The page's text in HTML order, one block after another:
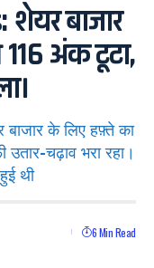
बाजार
अंक टूटा,
के लिए हफ़्ते का
उतार-चढ़ाव भरा रहा।
थी
6 Min Read